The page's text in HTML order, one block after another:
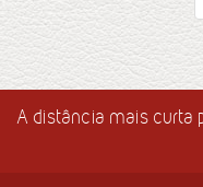
A distância mais curta